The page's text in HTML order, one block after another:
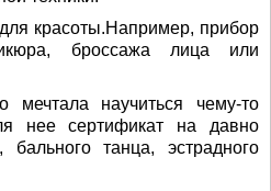
для красоты.Например, прибор
броссажа лица или
мечтала научиться чему-то
нее сертификат на давно
танца, эстрадного